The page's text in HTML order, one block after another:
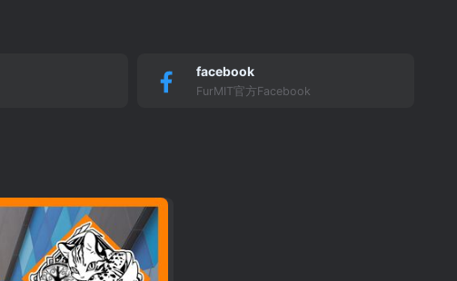
facebook
FurMIT官方Facebook